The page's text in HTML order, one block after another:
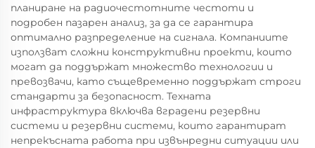
планиране на радиочестотните честоти и
подробен пазарен анализ, за да се гарантира
оптимално разпределение на сигнала. Компаниите
използват сложни конструктивни проекти, които
могат да поддържат множество технологии и
превозвачи, като същевременно поддържат строги
стандарти за безопасност. Техната
инфраструктура включва вградени резервни
системи и резервни системи, които гарантират
непрекъсната работа при извънредни ситуации или